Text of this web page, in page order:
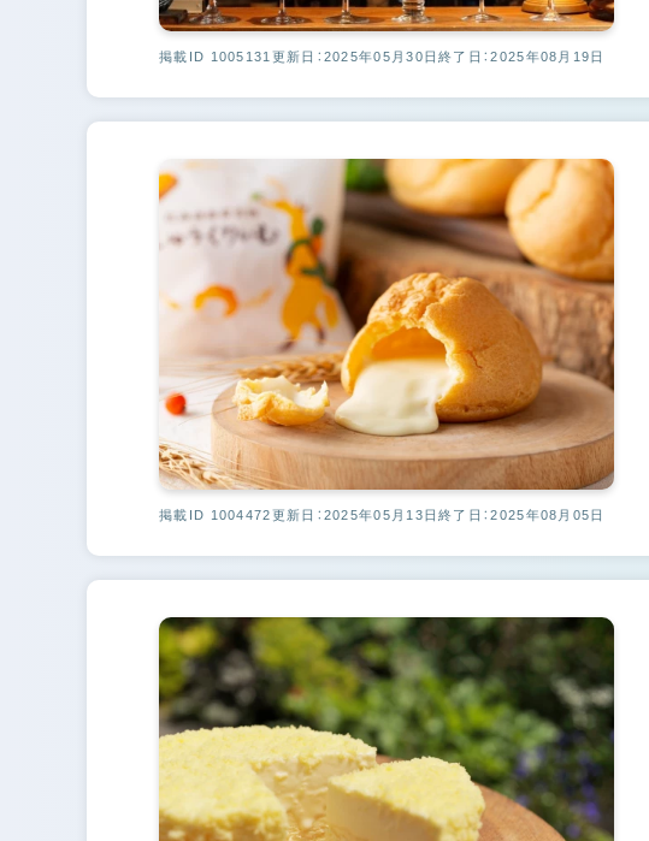
掲載ID 1005131 更新日：2025年05月30日終了日：2025年08月19日
掲載ID 1004472更新日：2025年05月13日終了日：2025年08月05日